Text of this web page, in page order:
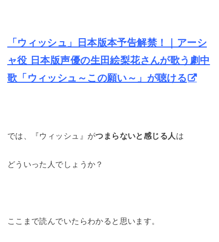
「ウィッシュ」日本版本予告解禁！｜アーシ
ャ役 日本版声優の生田絵梨花さんが歌う劇中
歌「ウィッシュ～この願い～」が聴ける
では、『ウィッシュ』がつまらないと感じる人 は
どういった人でしょうか？
ここまで読んでいたらわかると思います。